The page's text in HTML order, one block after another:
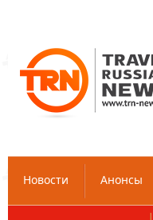
Новости Анонсы